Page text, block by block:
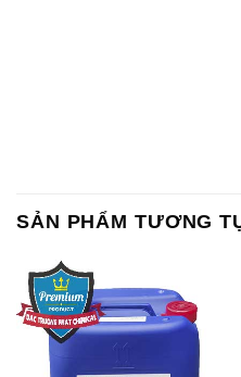
Chất Bảo Quản CMIT Thái